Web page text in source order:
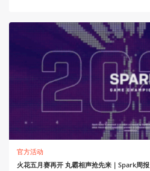
官方活动
火花五月赛再开 丸霸相声抢先来｜Spark周报